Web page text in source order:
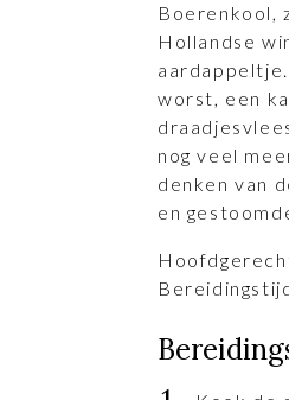
Boerenkool,
Hollandse
worst, een
nog veel
denken van
en